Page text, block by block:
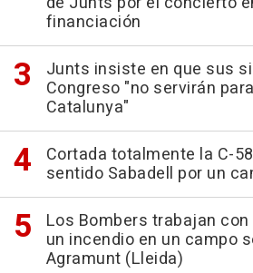
financiación
Junts insiste en que sus
Congreso "no servirán
Catalunya"
Cortada totalmente la C-
sentido Sabadell por un
Los Bombers trabajan
un incendio en un campo
Agramunt (Lleida)